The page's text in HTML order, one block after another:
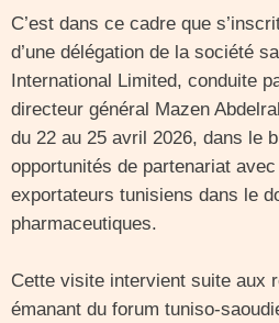
C’est dans ce cadre que
d’une délégation de la société
International Limited, conduite
directeur général Mazen
du 22 au 25 avril 2026, dans le
opportunités de partenariat
exportateurs tunisiens dans le
pharmaceutiques.
Cette visite intervient suite aux
émanant du forum tuniso-